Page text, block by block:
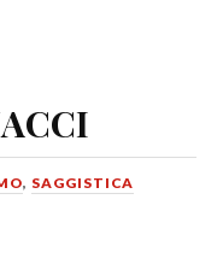
, SAGGISTICA